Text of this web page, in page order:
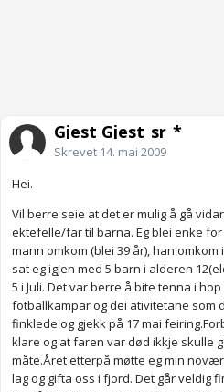
Gjest Gjest_sr_*
Skrevet 14. mai 2009
Hei.
Vil berre seie at det er mulig å gå
ektefelle/far til barna. Eg blei enke
mann omkom (blei 39 år), han
sat eg igjen med 5 barn i alderen
5 i Juli. Det var berre å bite tenna i
fotballkampar og dei ativitetane som
finklede og gjekk på 17 mai
klare og at faren var død ikkje skulle
måte.Året etterpå møtte eg min
lag og gifta oss i fjord. Det går veldig